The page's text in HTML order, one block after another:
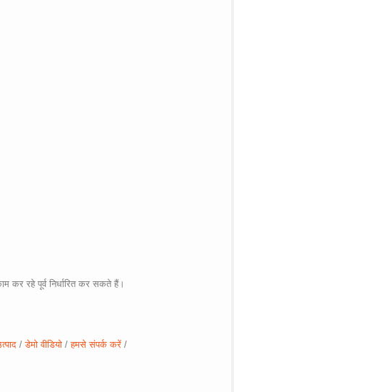
कर रहे पूर्व निर्धारित कर सकते हैं।
/डेमो वीडियो/हमसे संपर्क करें/